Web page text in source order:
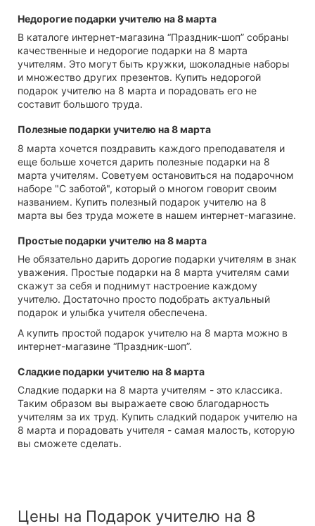
Недорогие подарки учителю на 8 марта
В каталоге интернет-магазина “Праздник-шоп” собраны
качественные и недорогие подарки на 8 марта
учителям. Это могут быть кружки, шоколадные наборы
и множество других презентов. Купить недорогой
подарок учителю на 8 марта и порадовать его не
составит большого труда.
Полезные подарки учителю на 8 марта
8 марта хочется поздравить каждого преподавателя и
еще больше хочется дарить полезные подарки на 8
марта учителям. Советуем остановиться на подарочном
наборе "С заботой", который о многом говорит своим
названием. Купить полезный подарок учителю на 8
марта вы без труда можете в нашем интернет-магазине.
Простые подарки учителю на 8 марта
Не обязательно дарить дорогие подарки учителям в знак
уважения. Простые подарки на 8 марта учителям сами
скажут за себя и поднимут настроение каждому
учителю. Достаточно просто подобрать актуальный
подарок и улыбка учителя обеспечена.
А купить простой подарок учителю на 8 марта можно в
интернет-магазине “Праздник-шоп”.
Сладкие подарки учителю на 8 марта
Сладкие подарки на 8 марта учителям - это классика.
Таким образом вы выражаете свою благодарность
учителям за их труд. Купить сладкий подарок учителю на
8 марта и порадовать учителя - самая малость, которую
вы сможете сделать.
Цены на Подарок учителю на 8